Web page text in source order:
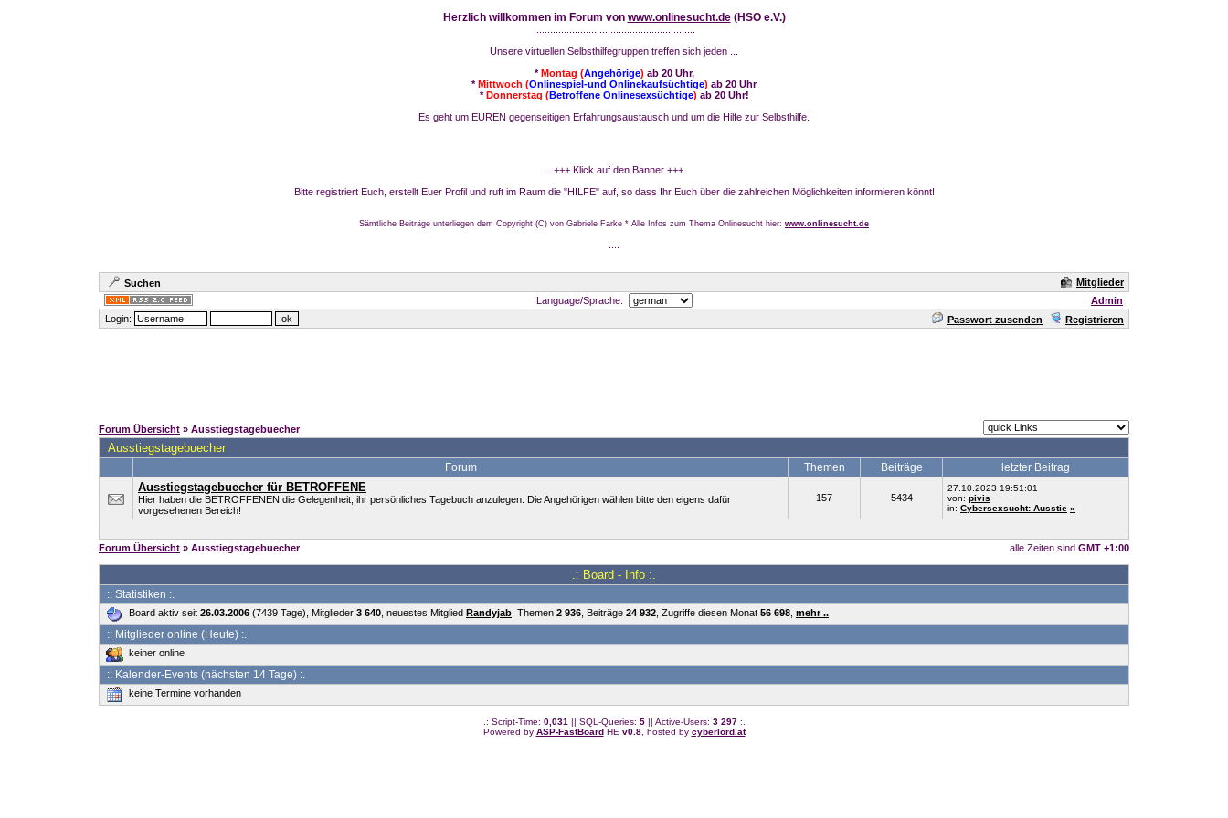
Herzlich willkommen im Forum von www.onlinesucht.de(HSO e.V.)
Unsere virtuellen Selbsthilfegruppen treffen sich jeden ...
*Montag (Angehörige) ab 20 Uhr,
*Mittwoch (Onlinespiel-und Onlinekaufsüchtige) ab 20 Uhr
*Donnerstag (Betroffene Onlinesexsüchtige) ab 20 Uhr!
Es geht um EUREN gegenseitigen Erfahrungsaustausch und um die Hilfe zur Selbsthilfe.
...+++ Klick auf den Banner +++
Bitte registriert Euch, erstellt Euer Profil und ruft im Raum die "HILFE" auf, so dass Ihr Euch über die zahlreichen Möglichkeiten informieren könnt!
Sämtliche Beiträge unterliegen dem Copyright (C) von Gabriele Farke * Alle Infos zum Thema Onlinesucht hier: www.onlinesucht.de
Suchen
Mitglieder
Language/Sprache:
Admin
Login:
Passwort zusenden Registrieren
Forum Übersicht » Ausstiegstagebuecher
Ausstiegstagebuecher
Forum Themen Beiträge letzter Beitrag
Ausstiegstagebuecher für BETROFFENE
Hier haben die BETROFFENEN die Gelegenheit, ihr persönliches Tagebuch anzulegen. Die Angehörigen wählen bitte den eigens dafür
vorgesehenen Bereich!
157 5434
27.10.2023 19:51:01
von: pivis
in: Cybersexsucht: Ausstie »
Forum Übersicht » Ausstiegstagebuecher alle Zeiten sind GMT +1:00
.: Board - Info :.
:: Statistiken :.
Board aktiv seit 26.03.2006 (7439 Tage), Mitglieder 3 640 , neuestes Mitglied Randyjab , Themen 2 936 , Beiträge 24 932 , Zugriffe diesen Monat 56 698 mehr ..
:: Mitglieder online (Heute) :.
keiner online
:: Kalender-Events (nächsten 14 Tage) :.
keine Termine vorhanden
.: Script-Time: 0,031 || SQL-Queries: 5|| Active-Users: 3 297:.
Powered by ASP-FastBoardHE v0.8, hosted by cyberlord.at